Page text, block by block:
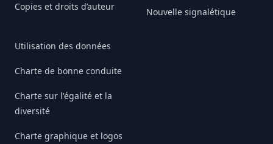
Copies et droits d’auteur
Utilisation des données
Charte de bonne conduite
Charte sur l'égalité et la
diversité
Charte graphique et logos
Nouvelle signalétique